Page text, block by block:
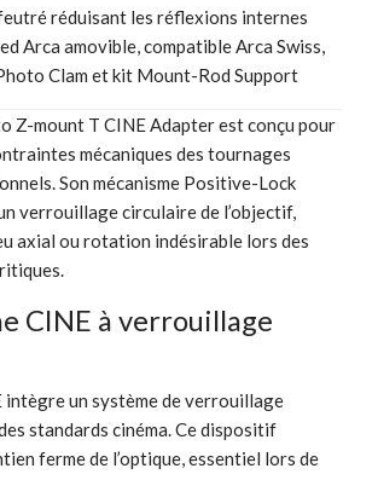
réduisant les réflexions internes
Arca amovible, compatible Arca Swiss,
Clam et kit Mount-Rod Support
Z-mount T CINE Adapter est conçu pour
mécaniques des tournages
Son mécanisme Positive-Lock
verrouillage circulaire de l’objectif,
axial ou rotation indésirable lors des
CINE à verrouillage
intègre un système de verrouillage
standards cinéma. Ce dispositif
ferme de l’optique, essentiel lors de